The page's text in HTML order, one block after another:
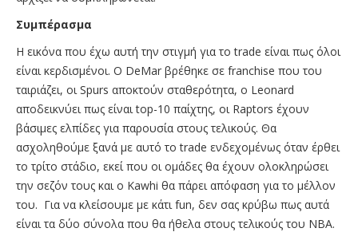
Συμπέρασμα
Η εικόνα που έχω αυτή την στιγμή για το trade είναι πως όλοι
είναι κερδισμένοι. Ο DeMar βρέθηκε σε franchise που του
ταιριάζει, οι Spurs αποκτούν σταθερότητα, ο Leonard
αποδεικνύει πως είναι top-10 παίχτης, οι Raptors έχουν
βάσιμες ελπίδες για παρουσία στους τελικούς. Θα
ασχοληθούμε ξανά με αυτό το trade ενδεχομένως όταν έρθει
το τρίτο στάδιο, εκεί που οι ομάδες θα έχουν ολοκληρώσει
την σεζόν τους και ο Kawhi θα πάρει απόφαση για το μέλλον
του. Για να κλείσουμε με κάτι fun, δεν σας κρύβω πως αυτά
είναι τα δύο σύνολα που θα ήθελα στους τελικούς του ΝΒΑ.